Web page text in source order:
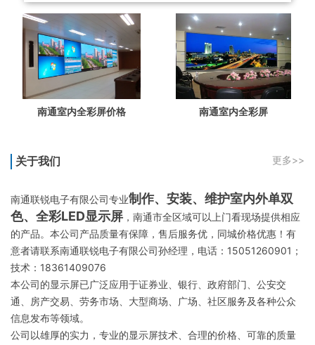
南通室内全彩屏价格 南通室内全彩屏
关于我们 更多>>
南通联锐电子有限公司专业制作、安装、维护室内外单双
色、全彩LED显示屏 ，南通市全区域可以上门看现场提供相应
的产品。本公司产品质量有保障，售后服务优，同城价格优惠！有
意者请联系南通联锐电子有限公司孙经理，电话：15051260901；
技术：18361409076
本公司的显示屏已广泛应用于证券业、银行、政府部门、公安交
通、房产交易、劳务市场、大型商场、广场、社区服务及各种公众
信息发布等领域。
公司以雄厚的实力，专业的显示屏技术、合理的价格、可靠的质量